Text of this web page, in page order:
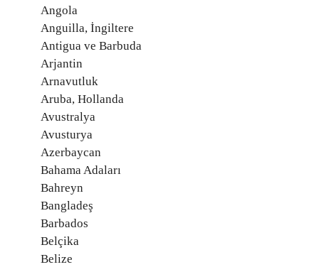
Angola
Anguilla, İngiltere
Antigua ve Barbuda
Arjantin
Arnavutluk
Aruba, Hollanda
Avustralya
Avusturya
Azerbaycan
Bahama Adaları
Bahreyn
Bangladeş
Barbados
Belçika
Belize